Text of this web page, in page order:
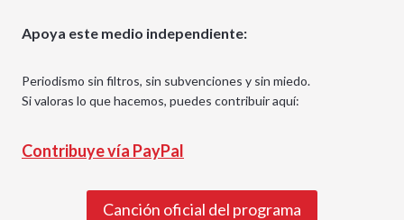
Apoya este medio independiente:
Periodismo sin filtros, sin subvenciones y sin miedo.
Si valoras lo que hacemos, puedes contribuir aquí:
Contribuye vía PayPal
Canción oficial del programa